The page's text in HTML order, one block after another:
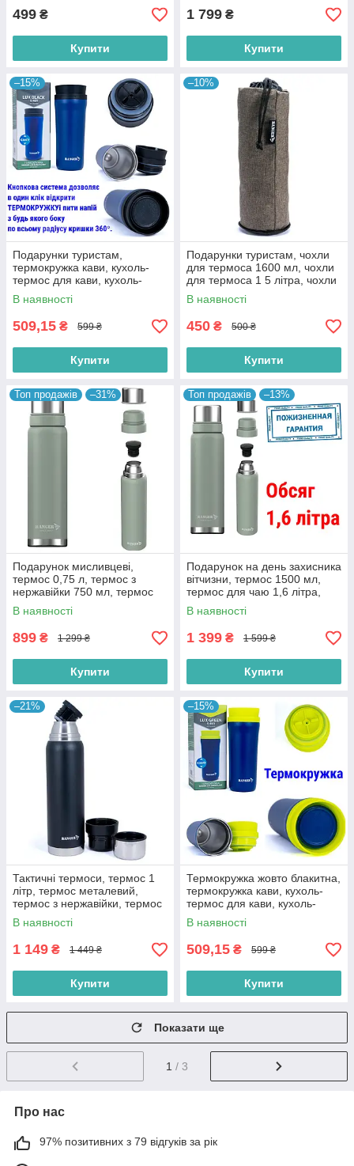
499 ₴
Купити
1 799 ₴
Купити
–15%
Подарунки туристам,
термокружка кави, кухоль-
термос для кави, кухоль-
термос для чаю,
термокружка 500мл
В наявності
509,15 ₴ 599 ₴
Купити
–10%
Подарунки туристам, чохли
для термоса 1600 мл, чохли
для термоса 1 5 літра, чохли
для термоса Ranger
В наявності
450 ₴ 500 ₴
Купити
Топ продажів –31%
Подарунок мисливцеві,
термос 0,75 л, термос з
нержавійки 750 мл, термос
металевий, термос для чаю
0,75 л, термос 750 мл
В наявності
899 ₴ 1 299 ₴
Купити
Топ продажів –13%
Подарунок на день захисника
вітчизни, термос 1500 мл,
термос для чаю 1,6 літра,
термос металевий 1 5 л,
подарунки на 14 жовтня
В наявності
1 399 ₴ 1 599 ₴
Купити
–21%
Тактичні термоси, термос 1
літр, термос металевий,
термос з нержавійки, термос
для чаю 1200 мл
В наявності
1 149 ₴ 1 449 ₴
Купити
–15%
Термокружка жовто блакитна,
термокружка кави, кухоль-
термос для кави, кухоль-
термос для чаю,
термокружка 500мл
В наявності
509,15 ₴ 599 ₴
Купити
Показати ще
1 / 3
Про нас
97% позитивних з 79 відгуків за рік